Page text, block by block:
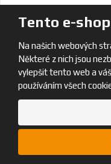
Tento e-
Na našich webových
Některé z nich jsou
vylepšit tento web a
používáním všech